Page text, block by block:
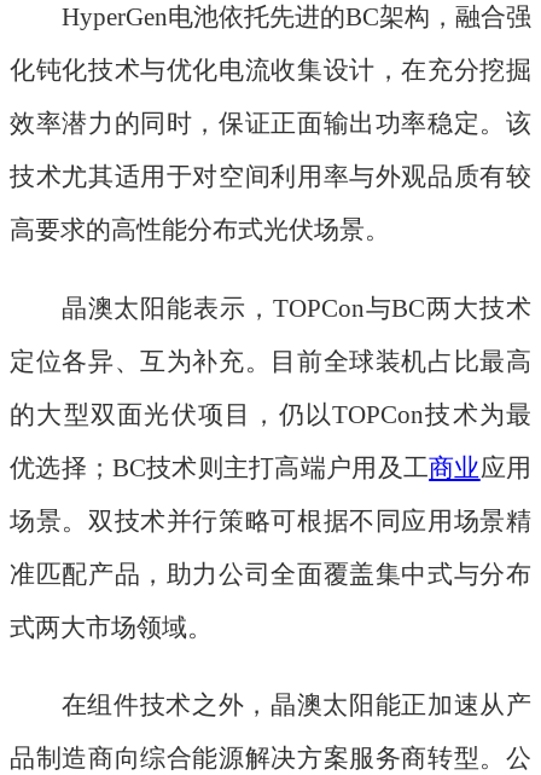
HyperGen电池依托先进的BC架构，融合强
化钝化技术与优化电流收集设计，在充分挖掘
效率潜力的同时，保证正面输出功率稳定。该
技术尤其适用于对空间利用率与外观品质有较
高要求的高性能分布式光伏场景。
晶澳太阳能表示， TOPCon与BC两大技术
定位各异、互为补充。目前全球装机占比最高
的大型双面光伏项目，仍以TOPCon技术为最
优选择；BC技术则主打高端户用及工商业应用
场景。双技术并行策略可根据不同应用场景精
准匹配产品，助力公司全面覆盖集中式与分布
式两大市场领域。
在组件技术之外，晶澳太阳能正加速从产
品制造商向综合能源解决方案服务商转型。公